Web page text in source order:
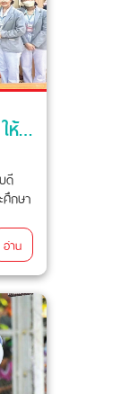
โรงพยาบาลบางปะกอกสมุทรปราการ ให้การต้อนรับนักศึกษาแพทย์จากคณะแพทยศาสตร์โรงพยาบาลรามาธิบดี
ดี
ศึกษา
อ่าน